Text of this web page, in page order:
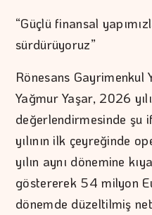
“Güçlü finansal
sürdürüyoruz”
Rönesans Gayrimenkul
Yağmur Yaşar, 2026
değerlendirmesinde şu
yılının ilk çeyreğinde
yılın aynı dönemine
göstererek 54 milyon
dönemde düzeltilmiş